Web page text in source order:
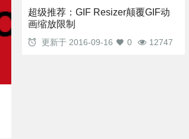
超级推荐：GIF Resizer颠覆GIF动
画缩放限制
更新于 2016-09-16 12747
0